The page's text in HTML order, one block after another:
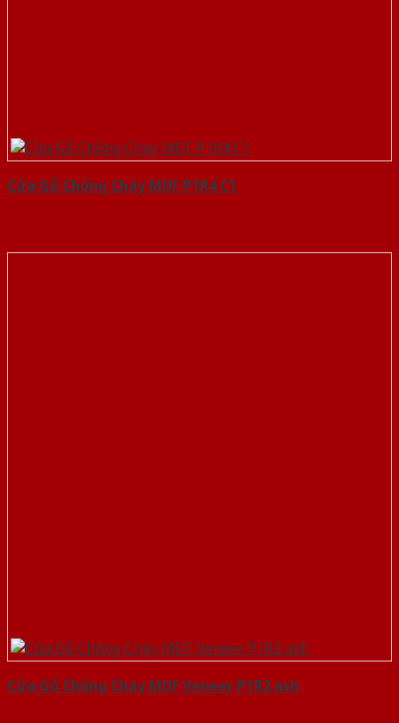
Cửa Gỗ Chống Cháy MDF P1R4 C1
Cửa Gỗ Chống Cháy MDF Veneer P1R2 ash